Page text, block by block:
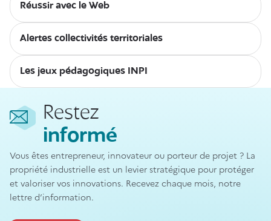
Réussir avec le Web
Alertes collectivités territoriales
Les jeux pédagogiques INPI
Restez
informé
Vous êtes entrepreneur, innovateur ou porteur de projet ? La
propriété industrielle est un levier stratégique pour protéger
et valoriser vos innovations. Recevez chaque mois, notre
lettre d’information.